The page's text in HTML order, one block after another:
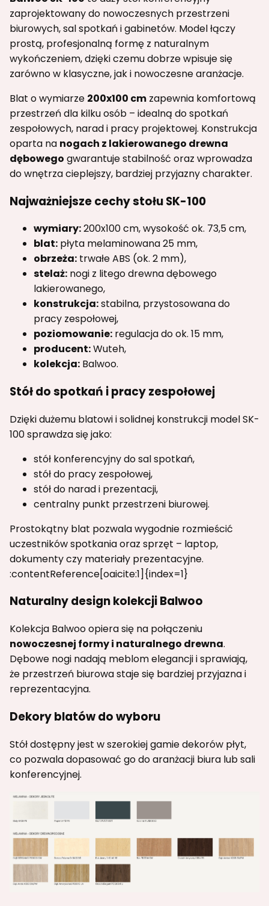
zaprojektowany do nowoczesnych przestrzeni
biurowych, sal spotkań i gabinetów. Model łączy
prostą, profesjonalną formę z naturalnym
wykończeniem, dzięki czemu dobrze wpisuje się
zarówno w klasyczne, jak i nowoczesne aranżacje.
Blat o wymiarze 200x100 cm zapewnia komfortową
przestrzeń dla kilku osób – idealną do spotkań
zespołowych, narad i pracy projektowej. Konstrukcja
oparta na nogach z lakierowanego drewna
dębowego gwarantuje stabilność oraz wprowadza
do wnętrza cieplejszy, bardziej przyjazny charakter.
Najważniejsze cechy stołu SK-100
wymiary:200x100 cm, wysokość ok. 73,5 cm,
blat: płyta melaminowana 25 mm,
obrzeża: trwałe ABS (ok. 2 mm),
stelaż: nogi z litego drewna dębowego
lakierowanego,
konstrukcja:stabilna, przystosowana do
pracy zespołowej,
poziomowanie: regulacja do ok. 15 mm,
producent:Wuteh,
kolekcja: Balwoo.
Stół do spotkań i pracy zespołowej
Dzięki dużemu blatowi i solidnej konstrukcji model SK-
100 sprawdza się jako:
stół konferencyjny do sal spotkań,
stół do pracy zespołowej,
stół do narad i prezentacji,
centralny punkt przestrzeni biurowej.
Prostokątny blat pozwala wygodnie rozmieścić
uczestników spotkania oraz sprzęt – laptop,
dokumenty czy materiały prezentacyjne.
:contentReference[oaicite:1]{index=1}
Naturalny design kolekcji Balwoo
Kolekcja Balwoo opiera się na połączeniu
nowoczesnej formy i naturalnego drewna.
Dębowe nogi nadają meblom elegancji i sprawiają,
że przestrzeń biurowa staje się bardziej przyjazna i
reprezentacyjna.
Dekory blatów do wyboru
Stół dostępny jest w szerokiej gamie dekorów płyt,
co pozwala dopasować go do aranżacji biura lub sali
konferencyjnej.